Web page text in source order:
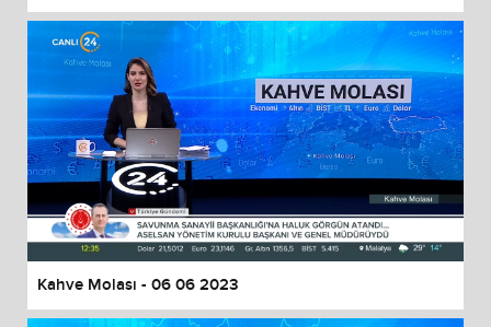
Kahve Molası - 06 06 2023